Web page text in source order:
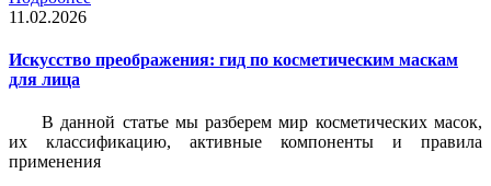
11.02.2026
Искусство преображения: гид по косметическим маскам
для лица
В данной статье мы разберем мир косметических масок,
их классификацию, активные компоненты и правила
применения